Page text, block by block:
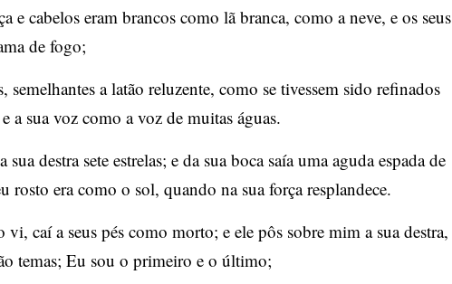
e cabelos eram brancos como lã branca, como a neve, e os seus
de fogo;
semelhantes a latão reluzente, como se tivessem sido refinados
a sua voz como a voz de muitas águas.
sua destra sete estrelas; e da sua boca saía uma aguda espada de
rosto era como o sol, quando na sua força resplandece.
vi, caí a seus pés como morto; e ele pôs sobre mim a sua destra,
temas; Eu sou o primeiro e o último;